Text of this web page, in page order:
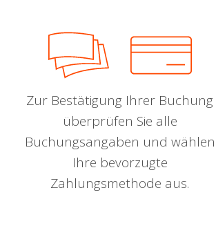
Zur Bestätigung Ihrer Buchung
überprüfen Sie alle
Buchungsangaben und wählen
Ihre bevorzugte
Zahlungsmethode aus.